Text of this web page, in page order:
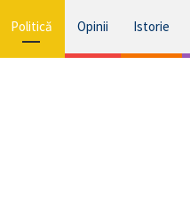
Politică Opinii Istorie